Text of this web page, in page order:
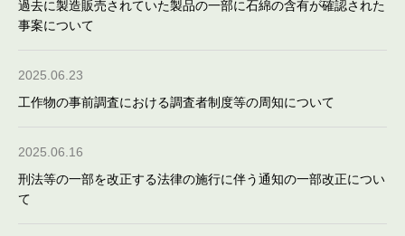
過去に製造販売されていた製品の一部に石綿の含有が確認された
事案について
2025.06.23
工作物の事前調査における調査者制度等の周知について
2025.06.16
刑法等の一部を改正する法律の施行に伴う通知の一部改正につい
て